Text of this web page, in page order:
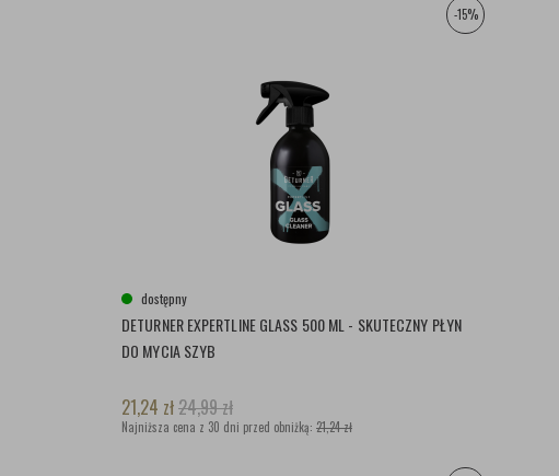
-15%
dostępny
DETURNER EXPERTLINE GLASS 500 ML - SKUTECZNY PŁYN
DO MYCIA SZYB
21,24 zł24,99zł
Najniższa cena z 30 dni przed obniżką: 21,24 zł